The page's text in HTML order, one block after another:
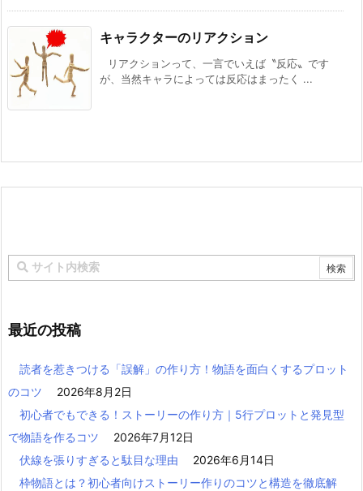
キャラクターのリアクション
リアクションって、一言でいえば〝反応〟です
が、当然キャラによっては反応はまったく ...
最近の投稿
読者を惹きつける「誤解」の作り方！物語を面白くするプロット
のコツ
2026年8月2日
初心者でもできる！ストーリーの作り方｜5行プロットと発見型
で物語を作るコツ
2026年7月12日
伏線を張りすぎると駄目な理由
2026年6月14日
枠物語とは？初心者向けストーリー作りのコツと構造を徹底解